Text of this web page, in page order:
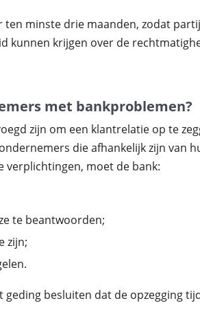
minste drie maanden, zodat
kunnen krijgen over de
met bankproblemen?
zijn om een klantrelatie op te
die afhankelijk zijn van
verplichtingen, moet de bank:
te beantwoorden;
zijn;
besluiten dat de opzegging